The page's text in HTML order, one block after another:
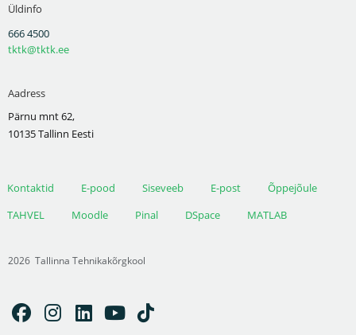
Üldinfo
666 4500
tktk@tktk.ee
Aadress
Pärnu mnt 62,
10135 Tallinn Eesti
Kontaktid E-pood Siseveeb E-post
Õppejõule
TAHVEL
Moodle Pinal DSpace MATLAB
2026 Tallinna Tehnikakõrgkool